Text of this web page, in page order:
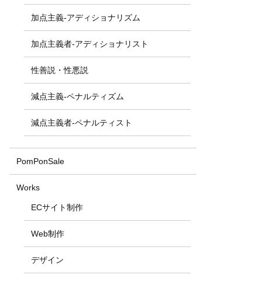
加点主義-アディショナリズム
加点主義者-アディショナリスト
性善説・性悪説
減点主義-ペナルティズム
減点主義者-ペナルティスト
PomPonSale
Works
ECサイト制作
Web制作
デザイン